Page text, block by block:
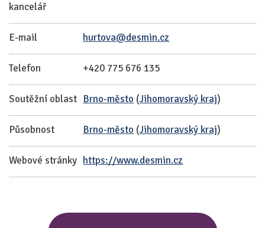
kancelář
E-mail hurtova@desmin.cz
Telefon +420 775 676 135
Soutěžní oblast Brno-město (Jihomoravský kraj)
Působnost Brno-město (Jihomoravský kraj)
Webové stránky https://www.desmin.cz